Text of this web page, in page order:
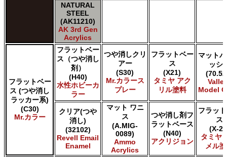
NATURAL
STEEL
(AK11210)
AK 3rd Gen
Acrylics
フラットベー
ス (つや消し
ラッカー系)
(C30)
Mr.カラー
フラットベー
ス（つや消し
剤）
(H40)
水性ホビーカ
ラー
つや消しクリ
アー
(S30)
Mr.カラース
プレー
フラットベー
ス
(X21)
タミヤ アク
リル塗料
マット
ッシ
Model
クリア(つや
消し)
(32102)
Revell Email
Enamel
マット ワニ
ス
(A.MIG-
0089)
Ammo
Acrylics
つや消し剤フ
ラットベース
(N40)
アクリジョン
フラッ
ス
(X-
タミヤ
メル